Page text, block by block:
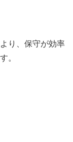
り、保守が効率
。